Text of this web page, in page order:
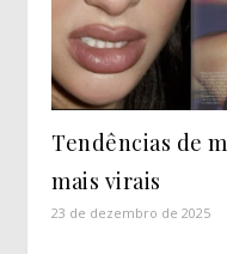
Tendências de
mais virais
23 de dezembro de 2025